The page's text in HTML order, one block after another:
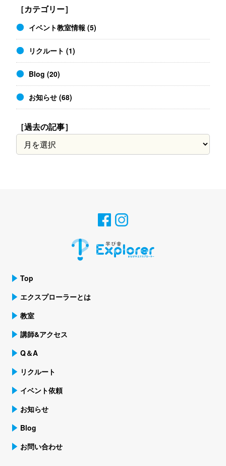
［カテゴリー］
イベント教室情報 (5)
リクルート (1)
Blog (20)
お知らせ (68)
［過去の記事］
［過
去
Top
エクスプローラーとは
教室
講師&アクセス
Q＆A
リクルート
イベント依頼
お知らせ
Blog
お問い合わせ